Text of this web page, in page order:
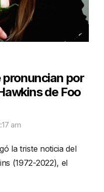
pronuncian por
de Foo
am
la triste noticia del
(1972-2022), el